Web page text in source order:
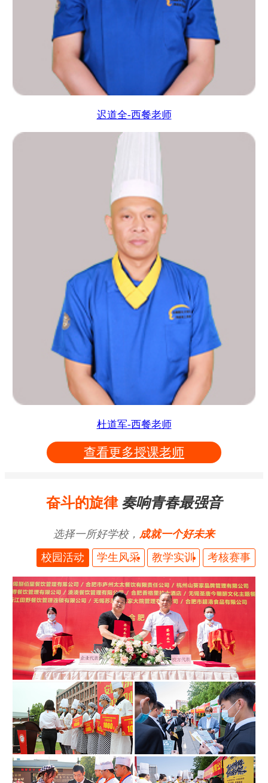
迟道全-西餐老师
杜道军-西餐老师
查看更多授课老师
奋斗的旋律奏响青春最强音
选择一所好学校， 成就一个好未来
校园活动
学生风采 教学实训 考核赛事